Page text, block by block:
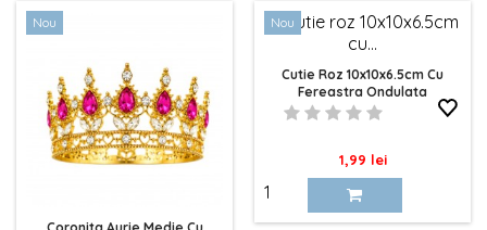
Nou Nou
Cutie Roz 10x10x6.5cm Cu
Fereastra Ondulata
Pret
1,99 lei